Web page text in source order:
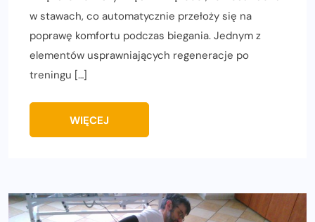
w stawach, co automatycznie przełoży się na
poprawę komfortu podczas biegania. Jednym z
elementów usprawniających regeneracje po
treningu […]
WIĘCEJ